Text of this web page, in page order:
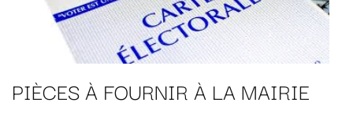
PIÈCES À FOURNIR À LA MAIRIE